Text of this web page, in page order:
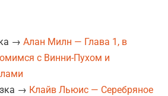
→ Алан Милн — Глава 1, в
с Винни-Пухом и
→ Клайв Льюис — Серебряное